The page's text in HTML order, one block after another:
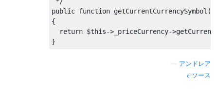
public function getCurrentCurrencySymbol ()
{
return $this-> _priceCurrency->
}
アンドレア
ソース